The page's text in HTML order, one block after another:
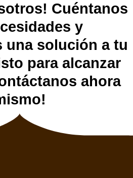
Cuéntanos
y
una solución a tu
para alcanzar
ahora